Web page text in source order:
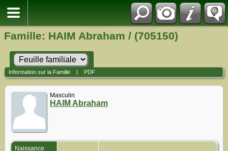
Famille: HAIM Abraham / (705150)
Information sur la Famille| PDF
Masculin
HAIM Abraham
Naissance